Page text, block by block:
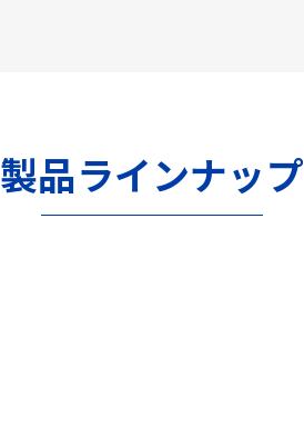
製品ラインナップ